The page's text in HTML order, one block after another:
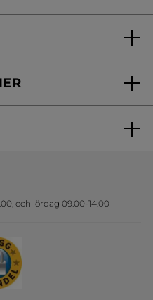
och lördag 09.00-14.00